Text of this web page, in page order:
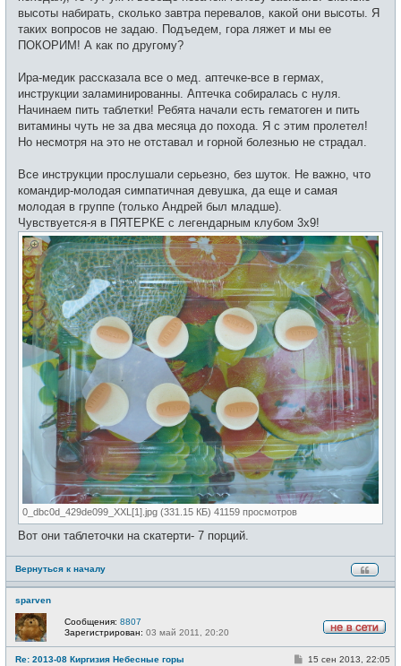
высоты набирать, сколько завтра перевалов, какой они высоты. Я
таких вопросов не задаю. Подъедем, гора ляжет и мы ее
ПОКОРИМ! А как по другому?
Ира-медик рассказала все о мед. аптечке-все в гермах,
инструкции заламинированны. Аптечка собиралась с нуля.
Начинаем пить таблетки! Ребята начали есть гематоген и пить
витамины чуть не за два месяца до похода. Я с этим пролетел!
Но несмотря на это не отставал и горной болезнью не страдал.
Все инструкции прослушали серьезно, без шуток. Не важно, что
командир-молодая симпатичная девушка, да еще и самая
молодая в группе (только Андрей был младше).
Чувствуется-я в ПЯТЕРКЕ с легендарным клубом 3х9!
0_dbc0d_429de099_XXL[1].jpg (331.15 КБ) 41159 просмотров
Вот они таблеточки на скатерти- 7 порций.
Вернуться к началу
sparven
е
в
Сообщения: 8807
Зарегистрирован: 03 май 2011, 20:20
Re: 2013-08 Киргизия Небесные горы
С15 сен 2013, 22:05